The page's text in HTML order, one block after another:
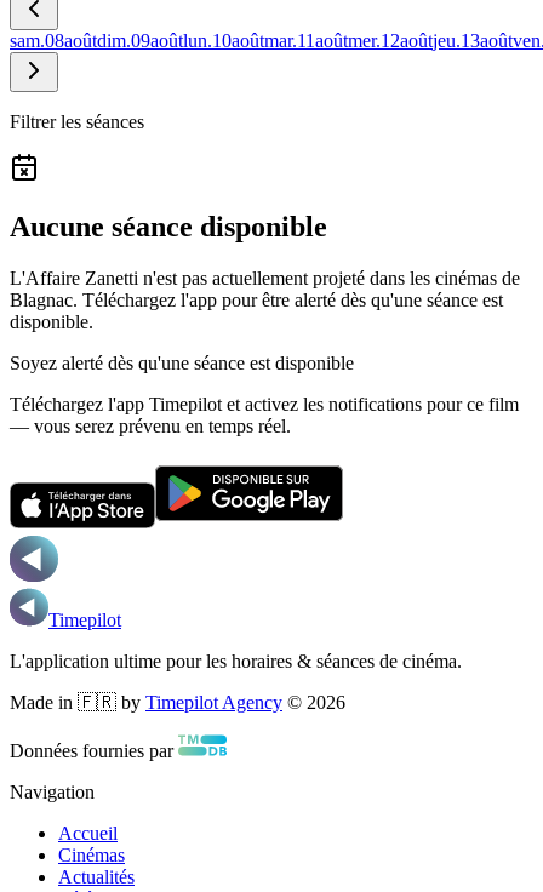
sam.08aoûtdim.09aoûtlun.10aoûtmar.11aoûtmer.12aoûtjeu.13août
Filtrer les séances
Aucune séance disponible
L'Affaire Zanetti n'est pas actuellement projeté dans les cinémas de
Blagnac. Téléchargez l'app pour être alerté dès qu'une séance est
disponible.
Soyez alerté dès qu'une séance est disponible
Téléchargez l'app Timepilot et activez les notifications pour ce film
— vous serez prévenu en temps réel.
Timepilot
L'application ultime pour les horaires & séances de cinéma.
Made in 🇫🇷 by Timepilot Agency © 2026
Données fournies par
Navigation
Accueil
Cinémas
Actualités